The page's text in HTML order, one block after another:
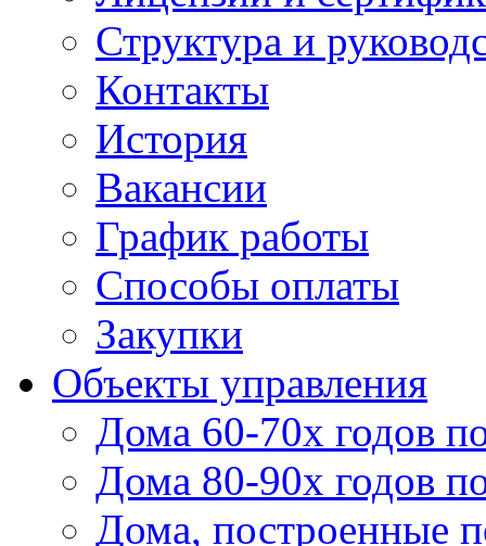
Структура и
Контакты
История
Вакансии
График работы
Способы оплаты
Закупки
Объекты управления
Дома 60-70х годов
Дома 80-90х годов
Дома, построенные